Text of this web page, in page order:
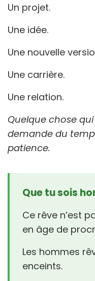
Un projet.
Une idée.
Une nouvelle
Une carrière.
Une relation.
Quelque chose
demande du
patience.
Que tu sois
Ce rêve n’est
en âge de
Les hommes
enceints.